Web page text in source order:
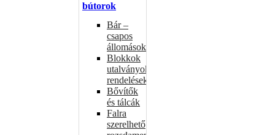
bútorok
Bár –
csapos
állomások
Blokkok
utalványokhoz,
rendelésekhez
Bővítők
és tálcák
Falra
szerelhető